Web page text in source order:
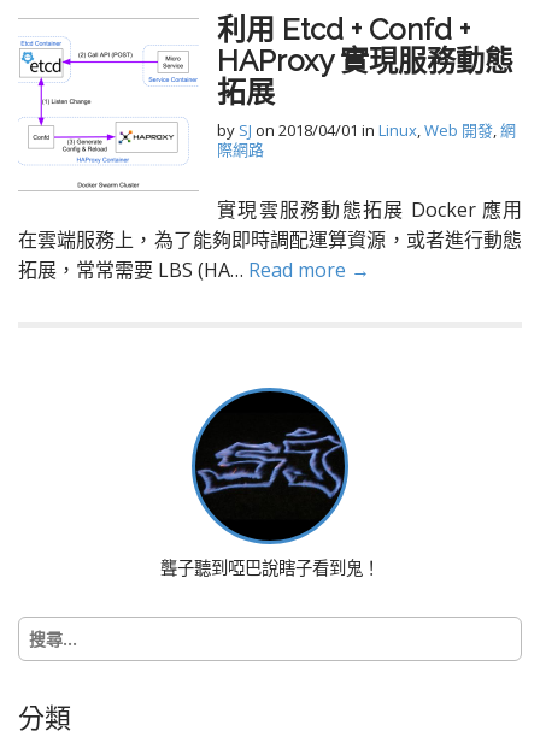
利用 Etcd + Confd +
HAProxy 實現服務動態
拓展
by SJ on 2018/04/01 in Linux,Web 開發,網
際網路
實現雲服務動態拓展 Docker 應用
在雲端服務上，為了能夠即時調配運算資源，或者進行動態
拓展，常常需要 LBS (HA… Read more →
聾子聽到啞巴說瞎子看到鬼！
搜
尋
字:
分類